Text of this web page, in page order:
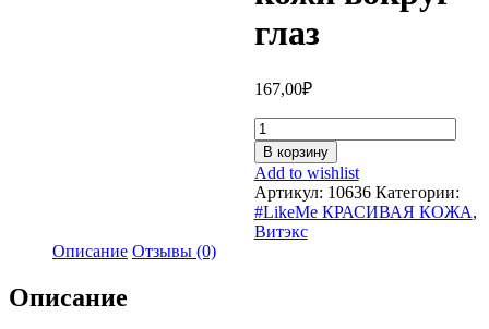
глаз
167,00₽
Количество
Легкий
КРЕМ-
ГЕЛЬ
УВЛАЖНЕНИЕ
И
СИЯНИЕ
В корзину
Add to wishlist
Артикул: 10636 Категории:
#LikeMe КРАСИВАЯ КОЖА,
Витэкс
Описание Отзывы (0)
Описание